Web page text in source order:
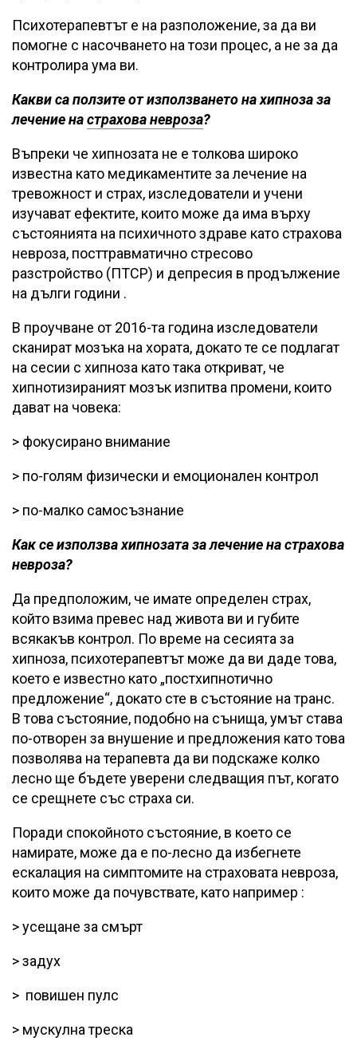
Психотерапевтът е на разположение, за да ви
помогне с насочването на този процес, а не за да
контролира ума ви.
Какви са ползите от използването на хипноза за
лечение настрахова невроза?
Въпреки че хипнозата не е толкова широко
известна като медикаментите за лечение на
тревожност и страх, изследователи и учени
изучават ефектите, които може да има върху
състоянията на психичното здраве като страхова
невроза, посттравматично стресово
разстройство (ПТСР) и депресия в продължение
на дълги години .
В проучване от 2016-та година изследователи
сканират мозъка на хората, докато те се подлагат
на сесии с хипноза като така откриват, че
хипнотизираният мозък изпитва промени, които
дават на човека:
> фокусирано внимание
> по-голям физически и емоционален контрол
> по-малко самосъзнание
Как се използва хипнозата за лечение на страхова
невроза?
Да предположим, че имате определен страх,
който взима превес над живота ви и губите
всякакъв контрол. По време на сесията за
хипноза, психотерапевтът може да ви даде това,
което е известно като „постхипнотично
предложение“, докато сте в състояние на транс.
В това състояние, подобно на сънища, умът става
по-отворен за внушение и предложения като това
позволява на терапевта да ви подскаже колко
лесно ще бъдете уверени следващия път, когато
се срещнете със страха си.
Поради спокойното състояние, в което се
намирате, може да е по-лесно да избегнете
ескалация на симптомите на страховата невроза,
които може да почувствате, като например :
> усещане за смърт
> задух
> повишен пулс
> мускулна треска